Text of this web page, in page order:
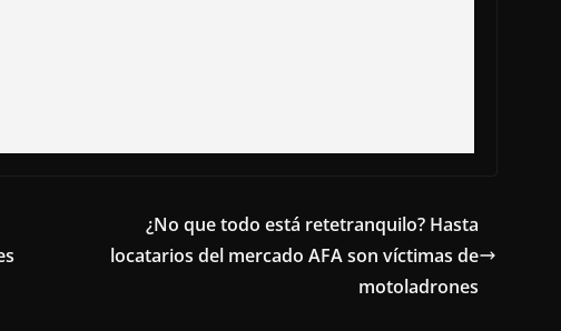
¿No que todo está retetranquilo? Hasta
locatarios del mercado AFA son víctimas de
motoladrones